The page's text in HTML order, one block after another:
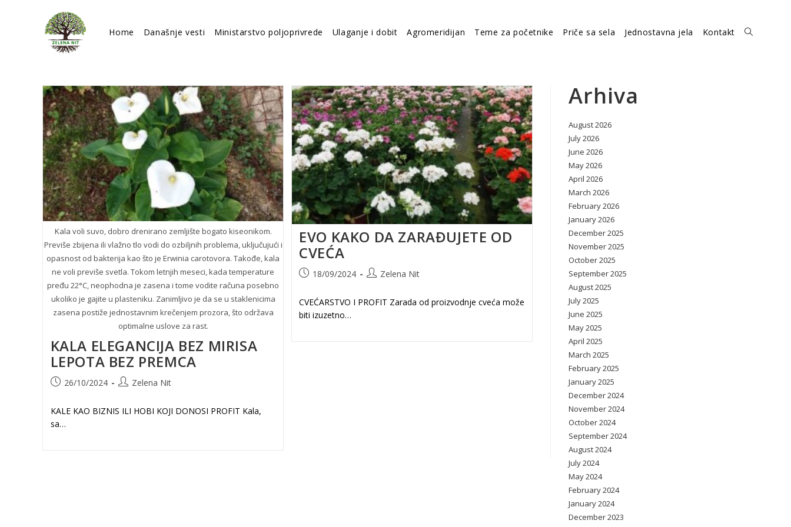
Home Današnje vesti Ministarstvo poljoprivrede Ulaganje i dobit Agromeridijan Teme za početnike Priče sa sela Jednostavna jela Kontakt Toggle
Kala voli suvo, dobro drenirano zemljište bogato kiseonikom.
Previše zbijena ili vlažno tlo vodi do ozbiljnih problema, uključujući i
opasnost od bakterija kao što je Erwinia carotovora. Takođe, kala
ne voli previše svetla. Tokom letnjih meseci, kada temperature
pređu 22°C, neophodna je zasena i tome vodite računa posebno
ukoliko je gajite u plasteniku. Zanimljivo je da se u staklenicima
zasena postiže jednostavnim krečenjem prozora, što održava
optimalne uslove za rast.
KALA ELEGANCIJA BEZ MIRISA
LEPOTA BEZ PREMCA
Post26/10/2024
PostZelena Nit
KALE KAO BIZNIS ILI HOBI KOJI DONOSI PROFIT Kala,
sa…
EVO KAKO DA ZARAĐUJETE OD
CVEĆA
Post18/09/2024
PostZelena Nit
CVEĆARSTVO I PROFIT Zarada od proizvodnje cveća može
biti izuzetno…
Arhiva
August 2026
July 2026
June 2026
May 2026
April 2026
March 2026
February 2026
January 2026
December 2025
November 2025
October 2025
September 2025
August 2025
July 2025
June 2025
May 2025
April 2025
March 2025
February 2025
January 2025
December 2024
November 2024
October 2024
September 2024
August 2024
July 2024
May 2024
February 2024
January 2024
December 2023